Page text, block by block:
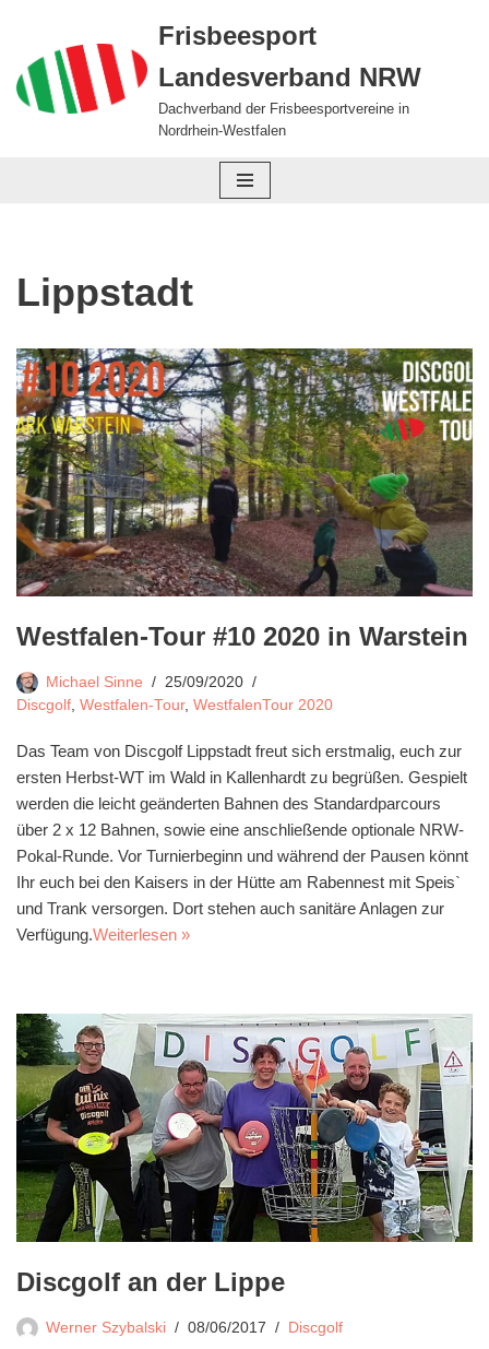
Zum
Inhalt
springen
Frisbeesport
Landesverband NRW
Dachverband der Frisbeesportvereine in
Nordrhein-Westfalen
Lippstadt
Westfalen-Tour #10 2020 in Warstein
Michael Sinne
25/09/2020
Discgolf Westfalen-Tour, WestfalenTour 2020
Das Team von Discgolf Lippstadt freut sich erstmalig, euch zur
ersten Herbst-WT im Wald in Kallenhardt zu begrüßen. Gespielt
werden die leicht geänderten Bahnen des Standardparcours
über 2 x 12 Bahnen, sowie eine anschließende optionale NRW-
Pokal-Runde. Vor Turnierbeginn und während der Pausen könnt
Ihr euch bei den Kaisers in der Hütte am Rabennest mit Speis`
und Trank versorgen. Dort stehen auch sanitäre Anlagen zur
Verfügung.Weiterlesen »
Discgolf an der Lippe
Werner Szybalski 08/06/2017 Discgolf